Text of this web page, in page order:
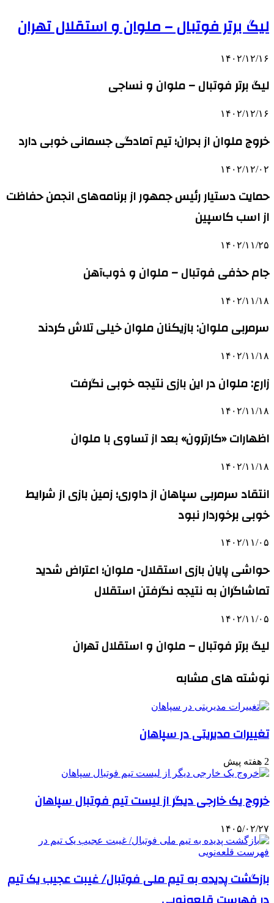
لیگ برتر فوتبال – ملوان و استقلال تهران
۱۴۰۲/۱۲/۱۶
لیگ برتر فوتبال – ملوان و نساجی
۱۴۰۲/۱۲/۱۶
خروج ملوان از بحران؛ تیم آمادگی جسمانی خوبی دارد
۱۴۰۲/۱۲/۰۲
حمایت دستیار رئیس جمهور از برنامه‌های انجمن حفاظت
از اسب کاسپین
۱۴۰۲/۱۱/۲۵
جام حذفی فوتبال – ملوان و ذوب‌آهن
۱۴۰۲/۱۱/۱۸
سرمربی ملوان: بازیکنان ملوان خیلی تلاش کردند
۱۴۰۲/۱۱/۱۸
زارع: ملوان در این بازی نتیجه خوبی نگرفت
۱۴۰۲/۱۱/۱۸
اظهارات «کارترون» بعد از تساوی با ملوان
۱۴۰۲/۱۱/۱۸
انتقاد سرمربی سپاهان از داوری؛ زمین بازی از شرایط
خوبی برخوردار نبود
۱۴۰۲/۱۱/۰۵
حواشی پایان بازی استقلال- ملوان؛ اعتراض شدید
تماشاگران به نتیجه نگرفتن استقلال
۱۴۰۲/۱۱/۰۵
لیگ برتر فوتبال – ملوان و استقلال تهران
نوشته های مشابه
تغییرات مدیریتی در سپاهان
2 هفته پیش
خروج یک خارجی دیگر از لیست تیم فوتبال سپاهان
۱۴۰۵/۰۲/۲۷
بازگشت پدیده به تیم ملی فوتبال/ غیبت عجیب یک تیم